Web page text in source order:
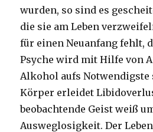
wurden, so sind es
die sie am Leben
für einen Neuanfang fehlt,
Psyche wird mit Hilfe von
Alkohol aufs
Körper erleidet
beobachtende Geist weiß
Ausweglosigkeit. Der